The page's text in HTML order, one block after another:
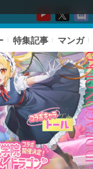
特集記事 マンガ